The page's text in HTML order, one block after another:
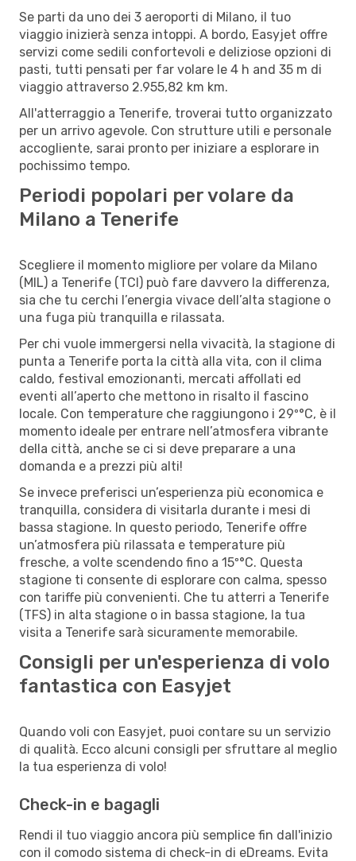
Se parti da uno dei 3 aeroporti di Milano, il tuo
viaggio inizierà senza intoppi. A bordo, Easyjet offre
servizi come sedili confortevoli e deliziose opzioni di
pasti, tutti pensati per far volare le 4 h and 35 m di
viaggio attraverso 2.955,82 km km.
All'atterraggio a Tenerife, troverai tutto organizzato
per un arrivo agevole. Con strutture utili e personale
accogliente, sarai pronto per iniziare a esplorare in
pochissimo tempo.
Periodi popolari per volare da
Milano a Tenerife
Scegliere il momento migliore per volare da Milano
(MIL) a Tenerife (TCI) può fare davvero la differenza,
sia che tu cerchi l’energia vivace dell’alta stagione o
una fuga più tranquilla e rilassata.
Per chi vuole immergersi nella vivacità, la stagione di
punta a Tenerife porta la città alla vita, con il clima
caldo, festival emozionanti, mercati affollati ed
eventi all’aperto che mettono in risalto il fascino
locale. Con temperature che raggiungono i 29º°C, è il
momento ideale per entrare nell’atmosfera vibrante
della città, anche se ci si deve preparare a una
domanda e a prezzi più alti!
Se invece preferisci un’esperienza più economica e
tranquilla, considera di visitarla durante i mesi di
bassa stagione. In questo periodo, Tenerife offre
un’atmosfera più rilassata e temperature più
fresche, a volte scendendo fino a 15º°C. Questa
stagione ti consente di esplorare con calma, spesso
con tariffe più convenienti. Che tu atterri a Tenerife
(TFS) in alta stagione o in bassa stagione, la tua
visita a Tenerife sarà sicuramente memorabile.
Consigli per un'esperienza di volo
fantastica con Easyjet
Quando voli con Easyjet, puoi contare su un servizio
di qualità. Ecco alcuni consigli per sfruttare al meglio
la tua esperienza di volo!
Check-in e bagagli
Rendi il tuo viaggio ancora più semplice fin dall'inizio
con il comodo sistema di check-in di eDreams. Evita